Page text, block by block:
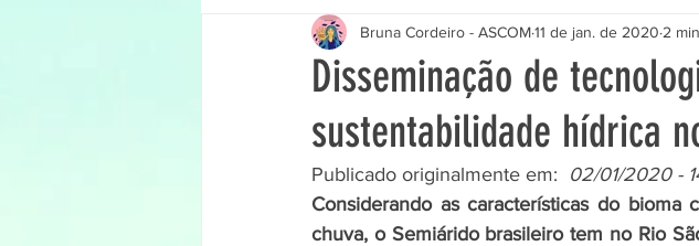
Disseminação de
sustentabilidade hídrica
Bruna Cordeiro - ASCOM11 de jan. de 2020 2
Publicado originalmente em: 02/01/2020 -
Considerando as características do
chuva, o Semiárido brasileiro tem no Rio